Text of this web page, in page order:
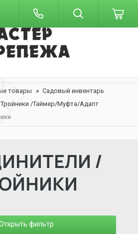
товары
Садовый инвентарь
/Таймер/Муфта/Адапт
/
фильтр